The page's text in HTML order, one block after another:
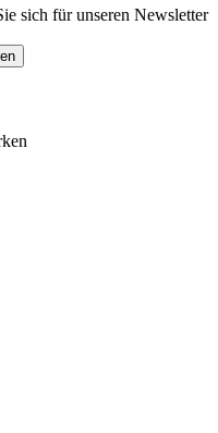
sich für unseren Newsletter